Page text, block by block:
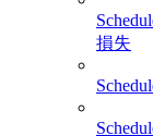
損失